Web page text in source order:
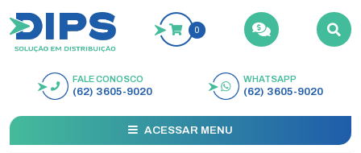
0
BUSCAR
FALE CONOSCO
(62) 3605-9020
WHATSAPP
(62) 3605-9020
ACESSAR MENU